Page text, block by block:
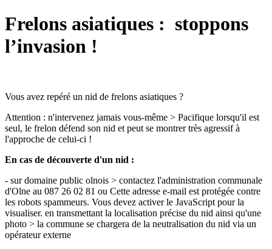
Frelons asiatiques : stoppons
l’invasion !
Vous avez repéré un nid de frelons asiatiques ?
Attention : n'intervenez jamais vous-même > Pacifique lorsqu'il est
seul, le frelon défend son nid et peut se montrer très agressif à
l'approche de celui-ci !
En cas de découverte d'un nid :
- sur domaine public olnois > contactez l'administration communale
d'Olne au 087 26 02 81 ou Cette adresse e-mail est protégée contre
les robots spammeurs. Vous devez activer le JavaScript pour la
visualiser. en transmettant la localisation précise du nid ainsi qu'une
photo > la commune se chargera de la neutralisation du nid via un
opérateur externe